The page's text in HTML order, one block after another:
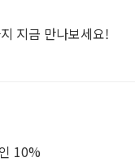
지금 만나보세요!
10%